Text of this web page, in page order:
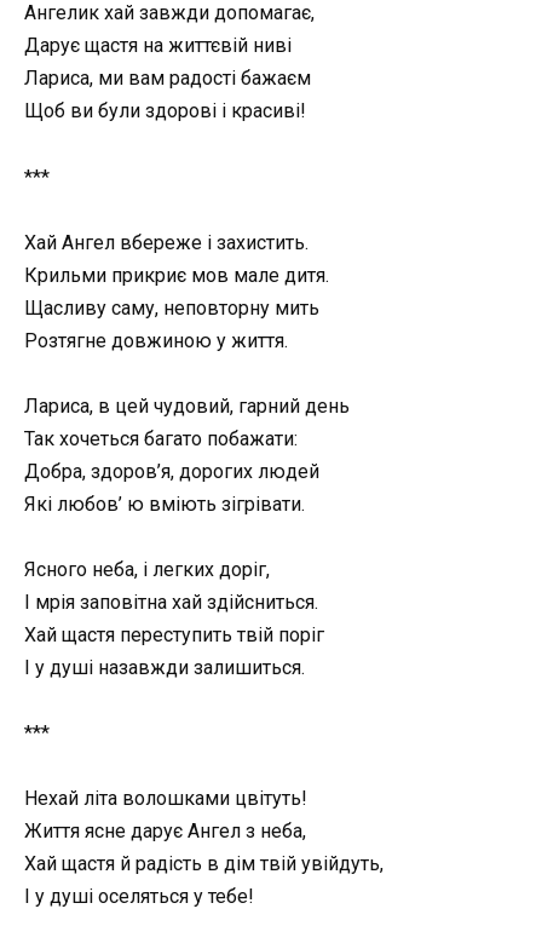
Ангелик хай завжди допомагає,
Дарує щастя на життєвій ниві
Лариса, ми вам радості бажаєм
Щоб ви були здорові і красиві!
***
Хай Ангел вбереже і захистить.
Крильми прикриє мов мале дитя.
Щасливу саму, неповторну мить
Розтягне довжиною у життя.
Лариса, в цей чудовий, гарний день
Так хочеться багато побажати:
Добра, здоров’я, дорогих людей
Які любов’ ю вміють зігрівати.
Ясного неба, і легких доріг,
І мрія заповітна хай здійсниться.
Хай щастя переступить твій поріг
І у душі назавжди залишиться.
***
Нехай літа волошками цвітуть!
Життя ясне дарує Ангел з неба,
Хай щастя й радість в дім твій увійдуть,
І у душі оселяться у тебе!